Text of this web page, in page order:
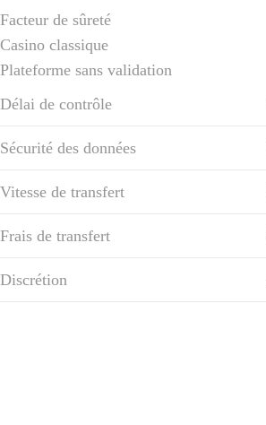
Facteur de sûreté
Casino classique
Plateforme sans validation
Délai de contrôle
Sécurité des données
Vitesse de transfert
Frais de transfert
Discrétion